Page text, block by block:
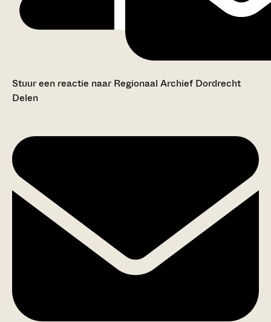
Stuur een reactie naar Regionaal Archief Dordrecht
Delen